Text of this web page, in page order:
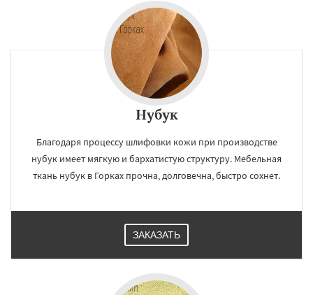
Климовичи
Быхов Белыничи
Круглое Мстиславль
Чериков
Нубук
Благодаря процессу шлифовки кожи при производстве
нубук имеет мягкую и бархатистую структуру. Мебельная
ткань нубук в Горках прочна, долговечна, быстро сохнет.
ЗАКАЗАТЬ
Даю согласие на обработку персональных данных